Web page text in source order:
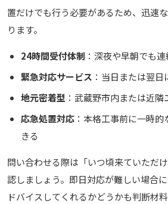
置だけでも行う必要があるため、迅速
ります。
24時間受付体制 ：深夜や早朝でも
緊急対応サービス ：当日または翌
地元密着型 ：武蔵野市内または近
応急処置対応：本格工事前に一時的
きる
問い合わせる際は「いつ頃来ていただ
認しましょう。即日対応が難しい場合
ドバイスしてくれるかどうかも判断材料